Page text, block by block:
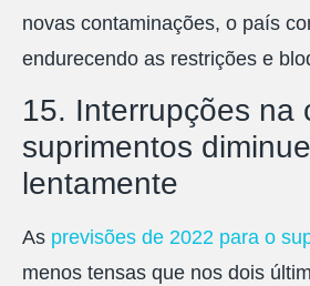
novas contaminações, o país
endurecendo as restrições e
15. Interrupções na
suprimentos
lentamente
As previsões de 2022 para o
menos tensas que nos dois